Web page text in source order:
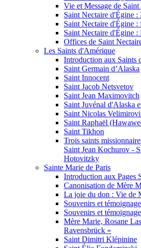
Vie et Message de
Saint Nectaire d'Égine
Saint Nectaire d'Égine :
Saint Nectaire d'Égine :
Offices de Saint
Les Saints d'Amérique
Introduction aux Saints
Saint Germain d’Alaska
Saint Innocent
Saint Jacob Netsvetov
Saint Jean Maximovitch
Saint Juvénal d'Alaska
Saint Nicolas
Saint Raphaël
Saint Tikhon
Trois saints
Saint Jean Kochurov -
Hotovitzky
Sainte Marie de Paris
Introduction aux Pages
Canonisation de Mère
La joie du don : Vie de
Souvenirs et
Souvenirs et
Mère Marie, Rosane
Ravensbrück »
Saint Dimitri Klépinine